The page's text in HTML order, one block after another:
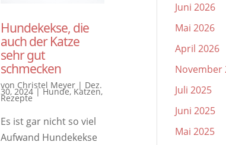
Hundekekse, die
auch der Katze
sehr gut
schmecken
von Christel Meyer | Dez.
30, 2024|Hunde,Katzen,
Rezepte
Es ist gar nicht so viel
Aufwand Hundekekse
Juni 2026
Mai 2026
April 2026
November
Juli 2025
Juni 2025
Mai 2025